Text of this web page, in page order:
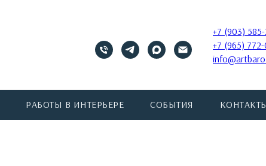
+7 (903)
+7 (965)
РАБОТЫ В ИНТЕРЬЕРЕ СОБЫТИЯ